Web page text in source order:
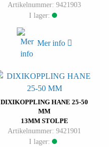
Artikelnummer: 9421903
I lager:
Mer info
DIXIKOPPLING HANE 25-50
MM
13MM STOLPE
Artikelnummer: 9421901
I lager: